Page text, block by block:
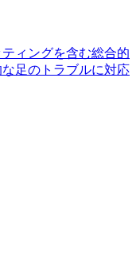
ィングを含む総合的
足のトラブルに対応